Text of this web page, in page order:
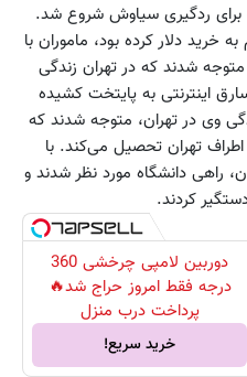
برای ردگیری سیاوش شروع شد.
خرید دلار کرده بود، ماموران با
شدند که در تهران زندگی
اینترنتی به پایتخت کشیده
وی در تهران، متوجه شدند که
تهران تحصیل می‌کند. با
راهی دانشگاه مورد نظر شدند و
کردند.
دوربین لامپی چرخشی 360
درجه فقط امروز حراج شد🔥
پرداخت درب منزل
خرید سریع!